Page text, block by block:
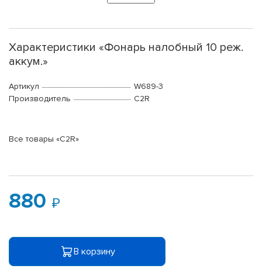
Характеристики «Фонарь налобный 10 реж.
аккум.»
Артикул
W689-3
Производитель
C2R
Все товары «C2R»
880
В корзину